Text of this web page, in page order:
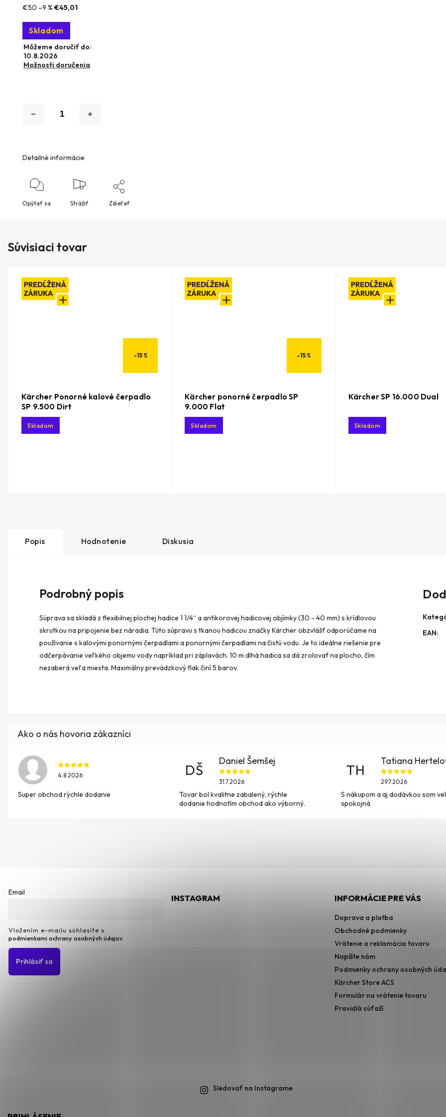
€50 –9 %€45,01
Skladom
Môžeme doručiť do:
10.8.2026
Možnosti doručenia
Detailné informácie
Opýtať sa Strážiť Zdieľať
Súvisiaci tovar
–15 %
Kärcher Ponorné kalové čerpadlo
SP 9.500 Dirt
Skladom
–15 %
Kärcher ponorné čerpadlo SP
9.000 Flat
Skladom
Kärcher SP 16.000 Dual
Skladom
Popis Hodnotenie Diskusia
Podrobný popis
Súprava sa skladá z flexibilnej plochej hadice 1 1/4“ a antikorovej hadicovej objímky (30 - 40 mm) s krídlovou
skrutkou na pripojenie bez náradia. Túto súpravu s tkanou hadicou značky Kärcher obzvlášť odporúčame na
používanie s kalovými ponornými čerpadlami a ponornými čerpadlami na čistú vodu. Je to ideálne riešenie pre
odčerpávanie veľkého objemu vody napríklad pri záplavách. 10 m dlhá hadica sa dá zrolovať na plocho, čím
nezaberá veľa miesta. Maximálny prevádzkový tlak činí 5 barov.
EAN:
4.8.2026
Super obchod rýchle dodanie
DŠ
Daniel Šemšej
31.7.2026
Tovar bol kvalitne zabalený, rýchle
dodanie hodnotím obchod ako výborný.
TH
Tatiana
29.7.2026
S nákupom a aj dodávkou som
spokojná
Email
Vložením e-mailu súhlasíte s
podmienkami ochrany osobných údajov
Prihlásiť sa
INSTAGRAM
Sledovať na Instagrame
INFORMÁCIE PRE VÁS
Doprava a platba
Obchodné podmienky
Vrátenie a reklamácia tovaru
Napíšte nám
Podmienky ochrany osobných
Kärcher Store ACS
Formulár na vrátenie tovaru
Pravidlá súťaží